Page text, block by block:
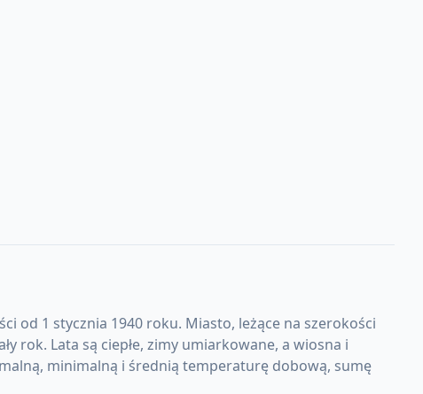
od 1 stycznia 1940 roku. Miasto, leżące na szerokości
rok. Lata są ciepłe, zimy umiarkowane, a wiosna i
minimalną i średnią temperaturę dobową, sumę